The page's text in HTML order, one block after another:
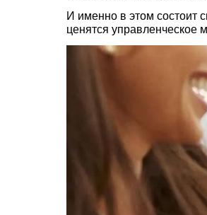
И именно в этом состоит
ценятся управленческое